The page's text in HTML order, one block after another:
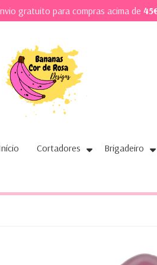
gratuito para compras acima de
Cortadores Brigadeiro